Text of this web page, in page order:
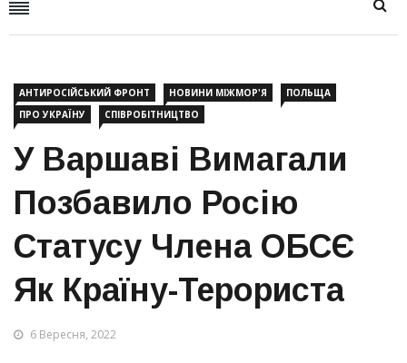
АНТИРОСІЙСЬКИЙ ФРОНТ НОВИНИ МІЖМОР'Я
ПОЛЬЩА
ПРО УКРАЇНУ
СПІВРОБІТНИЦТВО
У Варшаві Вимагали
Позбавило Росію
Статусу Члена ОБСЄ
Як Країну-Терориста
6 Вересня, 2022